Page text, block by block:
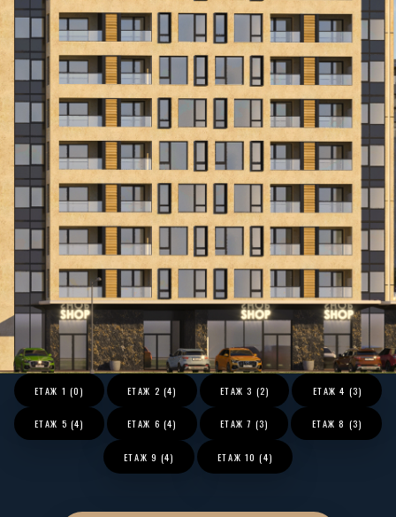
ЕТАЖ 1 (0) ЕТАЖ 2 (4) ЕТАЖ 3 (2) ЕТАЖ4 (3)
ЕТАЖ 5 (4) ЕТАЖ 6 (4) ЕТАЖ7 (3) ЕТАЖ8 (3)
ЕТАЖ 9 (4) ЕТАЖ 10 (4)